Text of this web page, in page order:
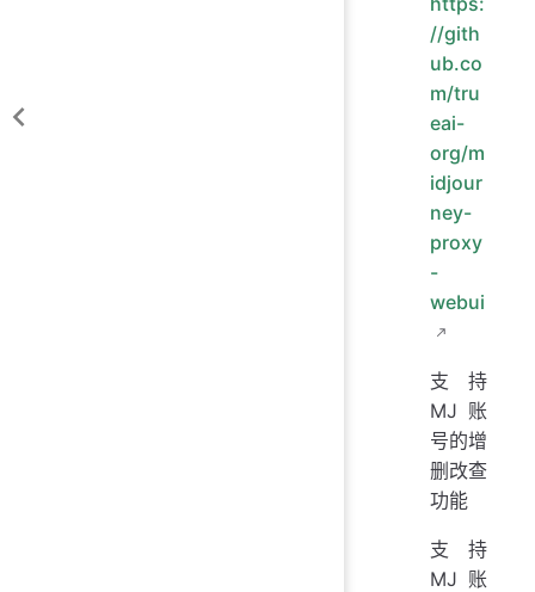
//gith
ub.co
m/tru
eai-
org/m
idjour
ney-
proxy
-
webui
支持
MJ账
号的增
删改查
功能
支持
MJ账